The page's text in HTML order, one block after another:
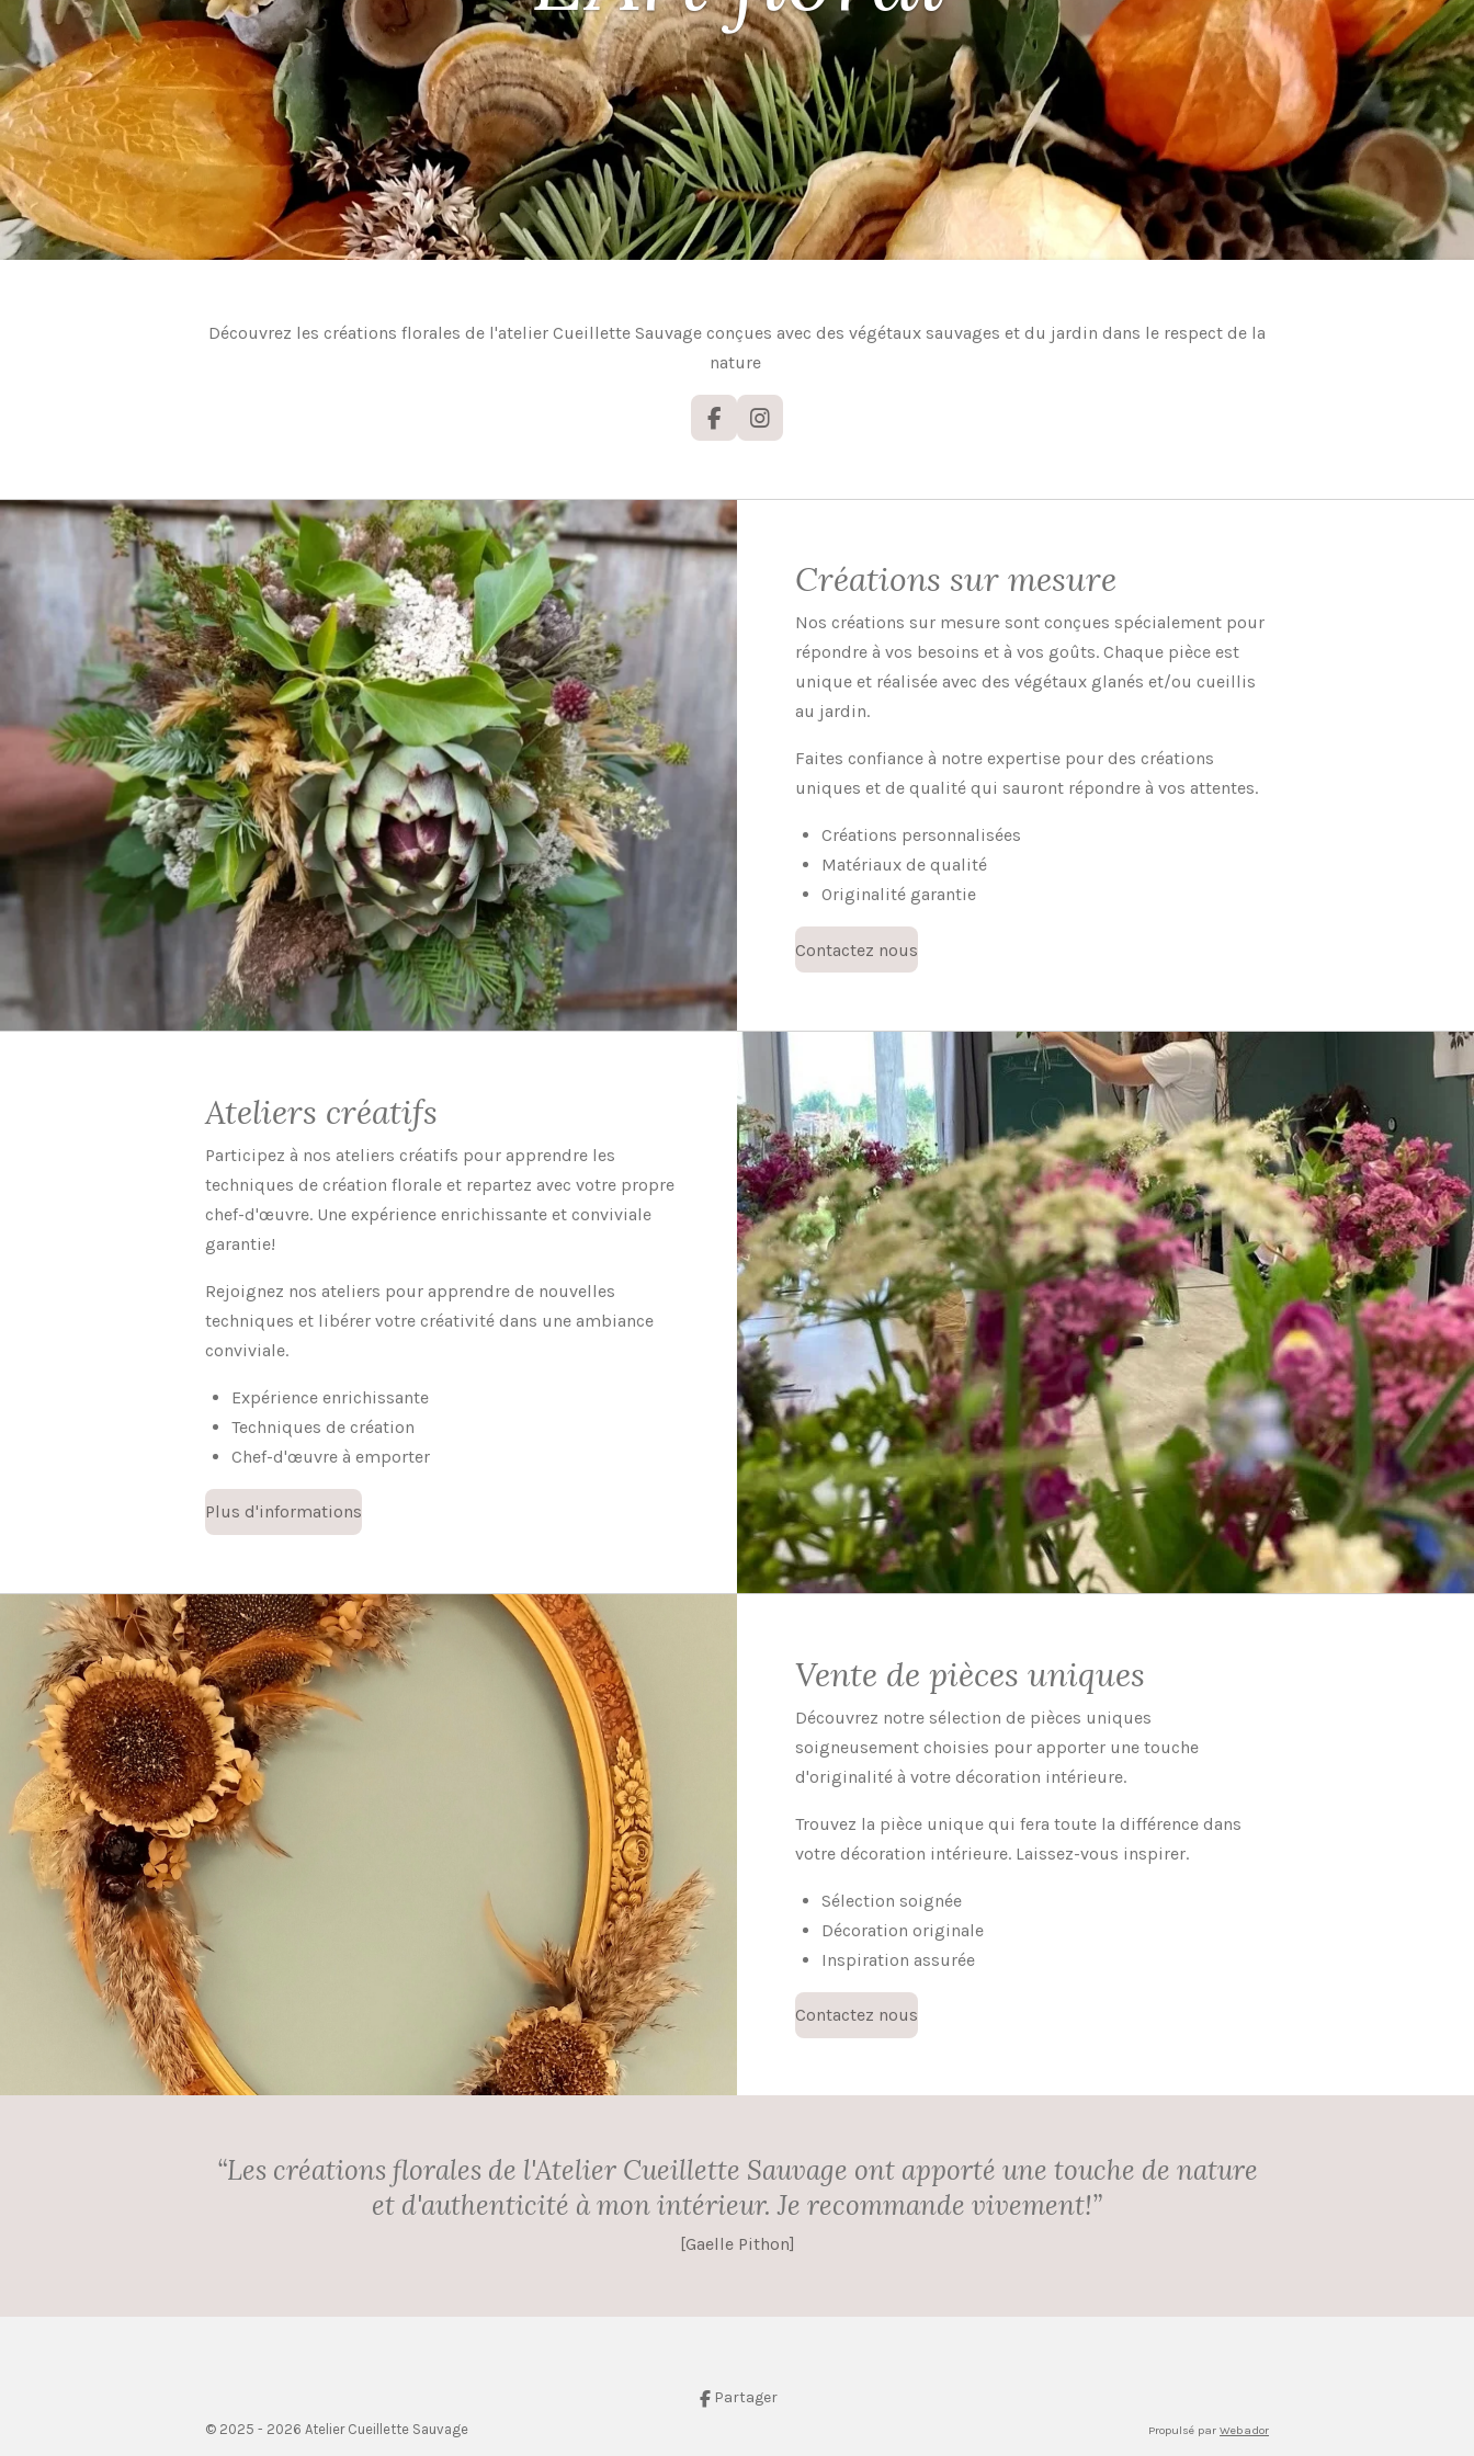
Découvrez les créations florales de l'atelier Cueillette Sauvage conçues avec des végétaux sauvages et du jardin dans le respect de la
nature
F
a
b
o
o
I
n
Créations sur mesure
Nos créations sur mesure sont conçues spécialement pour
répondre à vos besoins et à vos goûts. Chaque pièce est
unique et réalisée avec des végétaux glanés et/ou cueillis
au jardin.
Faites confiance à notre expertise pour des créations
uniques et de qualité qui sauront répondre à vos attentes.
Créations personnalisées
Matériaux de qualité
Originalité garantie
Contactez nous
Ateliers créatifs
Participez à nos ateliers créatifs pour apprendre les
techniques de création florale et repartez avec votre propre
chef-d'œuvre. Une expérience enrichissante et conviviale
garantie!
Rejoignez nos ateliers pour apprendre de nouvelles
techniques et libérer votre créativité dans une ambiance
conviviale.
Expérience enrichissante
Techniques de création
Chef-d'œuvre à emporter
Plus d'informations
Vente de pièces uniques
Découvrez notre sélection de pièces uniques
soigneusement choisies pour apporter une touche
d'originalité à votre décoration intérieure.
Trouvez la pièce unique qui fera toute la différence dans
votre décoration intérieure. Laissez-vous inspirer.
Sélection soignée
Décoration originale
Inspiration assurée
Contactez nous
“Les créations florales de l'Atelier Cueillette Sauvage ont apporté une touche de nature
et d'authenticité à mon intérieur. Je recommande vivement!”
[Gaelle Pithon]
Partager
© 2025 - 2026 Atelier Cueillette Sauvage Propulsé par Webador